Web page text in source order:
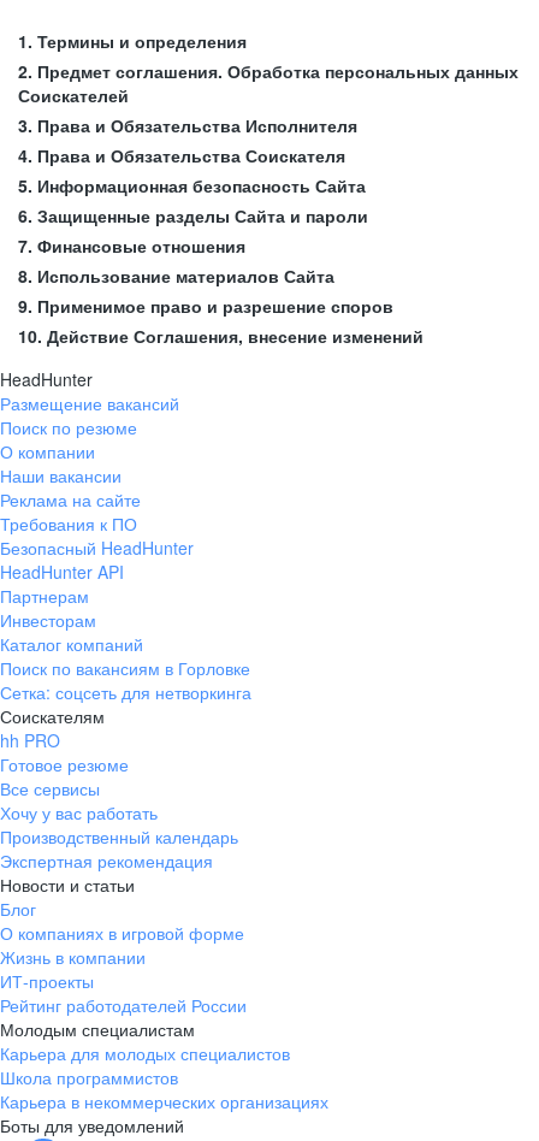
1. Термины и определения
2. Предмет соглашения. Обработка персональных данных
Соискателей
3. Права и Обязательства Исполнителя
4. Права и Обязательства Соискателя
5. Информационная безопасность Сайта
6. Защищенные разделы Сайта и пароли
7. Финансовые отношения
8. Использование материалов Сайта
9. Применимое право и разрешение споров
10. Действие Соглашения, внесение изменений
HeadHunter
Размещение вакансий
Поиск по резюме
О компании
Наши вакансии
Реклама на сайте
Требования к ПО
Безопасный HeadHunter
HeadHunter API
Партнерам
Инвесторам
Каталог компаний
Поиск по вакансиям в Горловке
Сетка: соцсеть для нетворкинга
Соискателям
hh PRO
Готовое резюме
Все сервисы
Хочу у вас работать
Производственный календарь
Экспертная рекомендация
Новости и статьи
Блог
О компаниях в игровой форме
Жизнь в компании
ИТ-проекты
Рейтинг работодателей России
Молодым специалистам
Карьера для молодых специалистов
Школа программистов
Карьера в некоммерческих организациях
Боты для уведомлений